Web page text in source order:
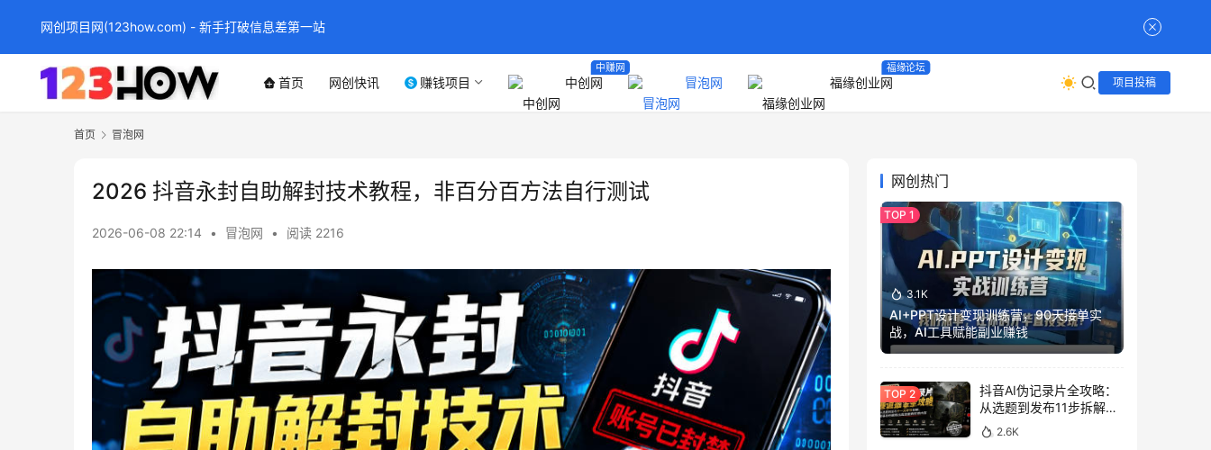
首页 网创快讯 赚钱项目 中创网
中赚网
冒泡网 福缘创业网
福缘论坛
项目投稿
首页 冒泡网
2026 抖音永封自助解封技术教程，非百分百方法自行测试
2026-06-08 22:14 • 冒泡网 • 阅读 2216
网创热门
3.1K
AI+PPT设计变现训练营，90天接单实
战，AI工具赋能副业赚钱
抖音AI伪记录片全攻略：
从选题到发布11步拆解，
零基础做出高流量真实感
内容
2.6K
网创项目网(123how.com) - 新手打破信息差第一站